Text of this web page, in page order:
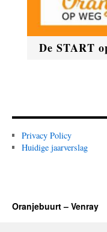
De START
Privacy Policy
Huidige jaarverslag
Oranjebuurt – Venray